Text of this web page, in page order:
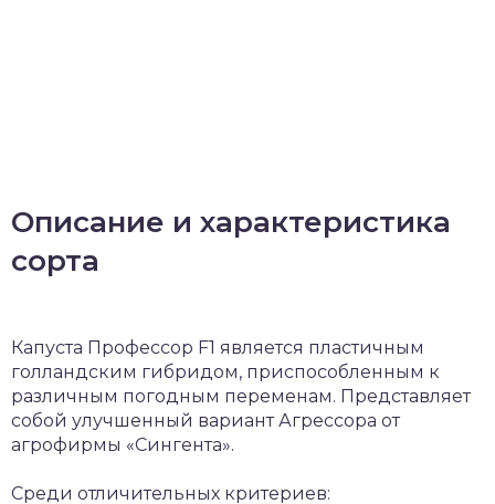
Описание и характеристика
сорта
Капуста Профессор F1 является пластичным
голландским гибридом, приспособленным к
различным погодным переменам. Представляет
собой улучшенный вариант Агрессора от
агрофирмы «Сингента».
Среди отличительных критериев: